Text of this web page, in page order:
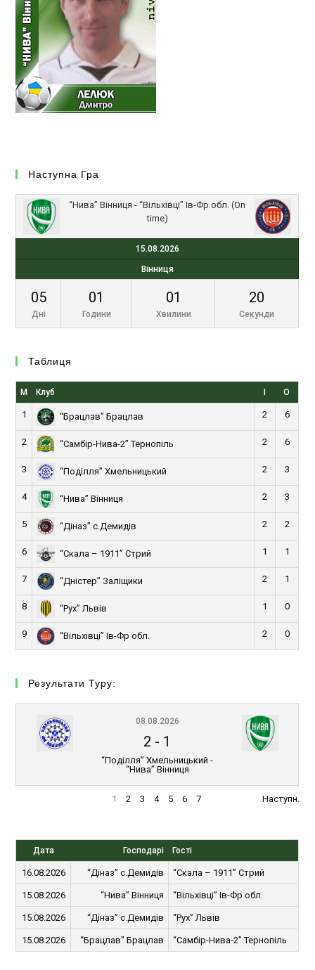
Наступна Гра
“Нива” Вінниця - “Вільхівці” Ів-Фр обл. (On
time)
15.08.2026
Вінниця
05
Дні
01
Години
01
Хвилини
20
Секунди
Таблиця
М Клуб О
1 “Брацлав” Брацлав 2 6
2 “Самбір-Нива-2” Тернопіль 2 6
3 “Поділля” Хмельницький 2 3
4 “Нива” Вінниця 2 3
5 “Діназ” с.Демидів 2 2
6 “Скала – 1911” Стрий 1 1
7 “Дністер” Заліщики 2 1
8 “Рух” Львів 1 0
9 “Вільхівці” Ів-Фр обл. 2 0
Результати Туру:
08.08.2026
2 - 1
“Поділля” Хмельницький -
“Нива” Вінниця
1 2 3 4 5 6 7 Наступн.
Дата Господарі Гості
16.08.2026 “Діназ” с.Демидів “Скала – 1911” Стрий
15.08.2026 “Нива” Вінниця “Вільхівці” Ів-Фр обл.
15.08.2026 “Діназ” с.Демидів “Рух” Львів
15.08.2026 “Брацлав” Брацлав “Самбір-Нива-2” Тернопіль